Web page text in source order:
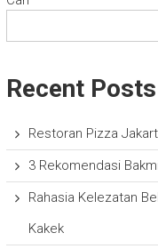
Recent Posts
Restoran Pizza
3 Rekomendasi
Rahasia Kelezatan
Kakek